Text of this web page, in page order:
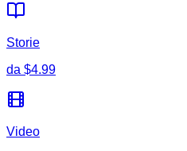
Storie
da $4.99
Video